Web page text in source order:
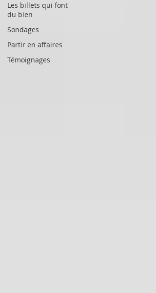
Les billets qui font
du bien
Sondages
Partir en affaires
Témoignages